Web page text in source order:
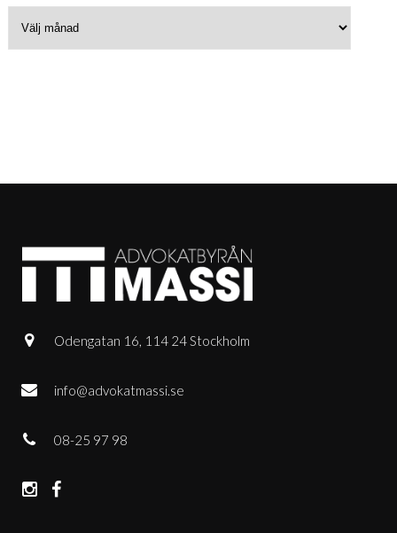
Odengatan 16, 114 24 Stockholm
info@advokatmassi.se
08-25 97 98